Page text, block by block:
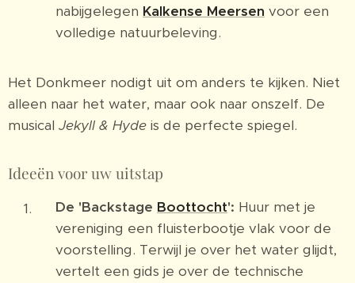
nabijgelegen Kalkense Meersen voor een
volledige natuurbeleving.
Het Donkmeer nodigt uit om anders te kijken. Niet
alleen naar het water, maar ook naar onszelf. De
musical Jekyll & Hyde is de perfecte spiegel.
Ideeën voor uw uitstap
De 'Backstage Boottocht': Huur met je
vereniging een fluisterbootje vlak voor de
voorstelling. Terwijl je over het water glijdt,
vertelt een gids je over de technische